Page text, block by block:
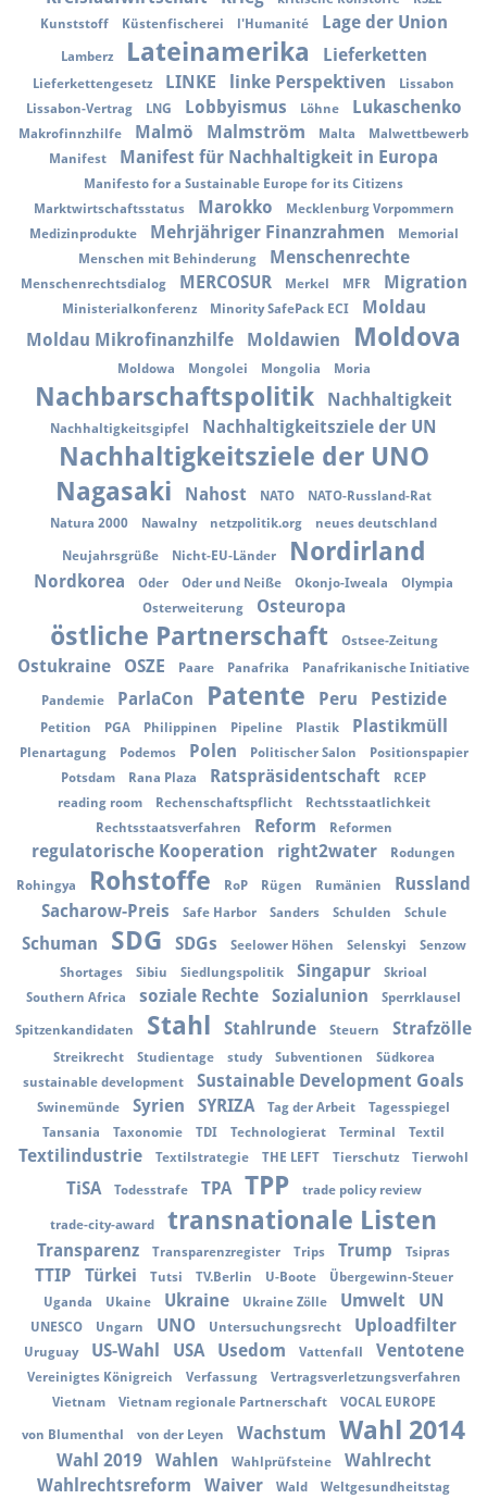
Kunststoff
Küstenfischerei l'Humanité Lage der Union
Lamberz Lateinamerika Lieferketten
Lieferkettengesetz LINKE linke Perspektiven
Lissabon
Lissabon-Vertrag
LNG Lobbyismus Löhne Lukaschenko
Makrofinnzhilfe Malmö Malmström Malta
Malwettbewerb
Manifest
Manifest für Nachhaltigkeit in Europa
Manifesto for a Sustainable Europe for its Citizens
Marktwirtschaftsstatus
Marokko
Mecklenburg Vorpommern
Medizinprodukte
Mehrjähriger Finanzrahmen
Memorial
Menschen mit Behinderung
Menschenrechte
Menschenrechtsdialog MERCOSUR Merkel MFR Migration
Ministerialkonferenz Minority SafePack ECI
Moldau
Moldau Mikrofinanzhilfe
Moldawien Moldova
Moldowa Mongolei Mongolia Moria
Nachbarschaftspolitik Nachhaltigkeit
Nachhaltigkeitsgipfel Nachhaltigkeitsziele der UN
Nachhaltigkeitsziele der UNO
Nagasaki
Nahost NATO
NATO-Russland-Rat
Natura 2000
Nawalny netzpolitik.org neues deutschland
Neujahrsgrüße Nicht-EU-Länder Nordirland
Nordkorea Oder Oder und Neiße Okonjo-Iweala
Olympia
Osterweiterung
Osteuropa
östliche Partnerschaft Ostsee-Zeitung
Ostukraine OSZE Paare Panafrika Panafrikanische Initiative
Pandemie ParlaCon Patente Peru Pestizide
Petition PGA Philippinen Pipeline Plastik Plastikmüll
Plenartagung Podemos Polen Politischer Salon
Positionspapier
Potsdam
Rana Plaza Ratspräsidentschaft
RCEP
reading room
Rechenschaftspflicht
Rechtsstaatlichkeit
Rechtsstaatsverfahren
Reform Reformen
regulatorische Kooperation right2water Rodungen
Rohingya Rohstoffe RoP Rügen Rumänien
Russland
Sacharow-Preis
Safe Harbor Sanders Schulden Schule
Schuman SDG SDGs Seelower Höhen Selenskyi
Senzow
Shortages
Sibiu Siedlungspolitik Singapur
Skrioal
Southern Africa
soziale Rechte Sozialunion Sperrklausel
Spitzenkandidaten Stahl Stahlrunde Steuern Strafzölle
Streikrecht Studientage study Subventionen
Südkorea
sustainable development
Sustainable Development Goals
Swinemünde Syrien SYRIZA Tag der Arbeit
Tagesspiegel
Tansania
Taxonomie TDI Technologierat Terminal Textil
Textilindustrie Textilstrategie THE LEFT Tierschutz Tierwohl
TiSA Todesstrafe TPA TPP trade policy review
trade-city-award transnationale Listen
Transparenz Transparenzregister Trips Trump Tsipras
TTIP Türkei Tutsi TV.Berlin U-Boote
Übergewinn-Steuer
Uganda
Ukaine Ukraine Ukraine Zölle Umwelt UN
UNESCO Ungarn UNO Untersuchungsrecht Uploadfilter
Uruguay US-Wahl USA Usedom Vattenfall Ventotene
Vereinigtes Königreich Verfassung
Vertragsverletzungsverfahren
Vietnam
Vietnam regionale Partnerschaft VOCAL EUROPE
von Blumenthal von der Leyen Wachstum Wahl 2014
Wahl 2019 Wahlen Wahlprüfsteine
Wahlrecht
Wahlrechtsreform
Waiver Wald Weltgesundheitstag